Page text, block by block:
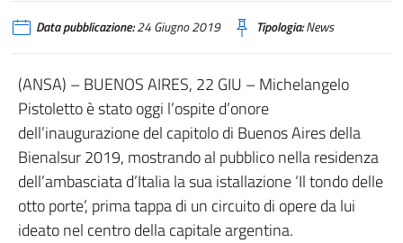
Data pubblicazione:24 Giugno 2019 Tipologia:News
(ANSA) – BUENOS AIRES, 22 GIU – Michelangelo
Pistoletto è stato oggi l’ospite d’onore
dell’inaugurazione del capitolo di Buenos Aires della
Bienalsur 2019, mostrando al pubblico nella residenza
dell’ambasciata d’Italia la sua istallazione ‘Il tondo delle
otto porte’, prima tappa di un circuito di opere da lui
ideato nel centro della capitale argentina.